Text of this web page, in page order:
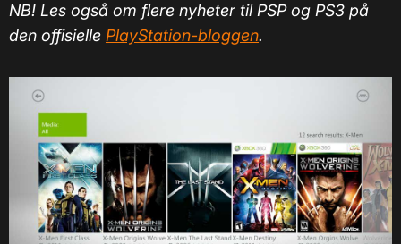
NB! Les også om flere nyheter til PSP og PS3 på
den offisielle PlayStation-bloggen.